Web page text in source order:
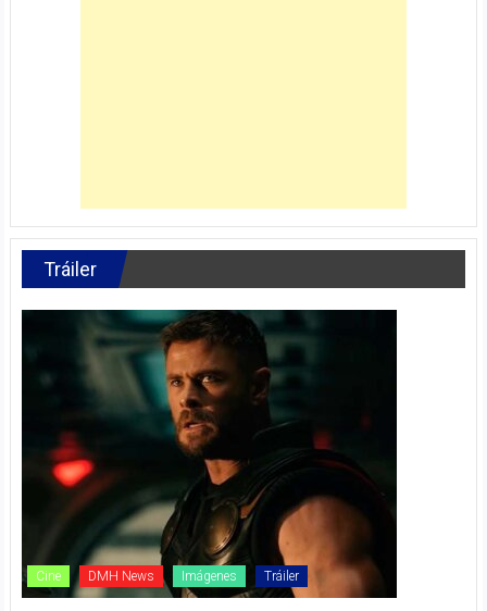
Tráiler
Cine DMH News Imágenes Tráiler